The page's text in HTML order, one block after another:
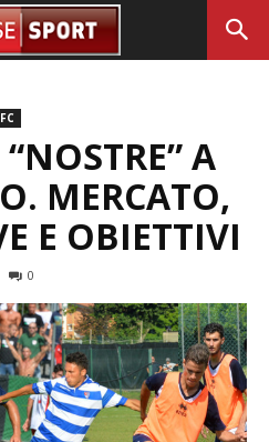
A
MERCATO,
E OBIETTIVI
0